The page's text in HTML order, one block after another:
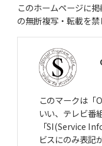
このホームページに
の無断複写・転載を禁
このマークは
いい、テレビ番
「SI(Service
ビスにのみ表記